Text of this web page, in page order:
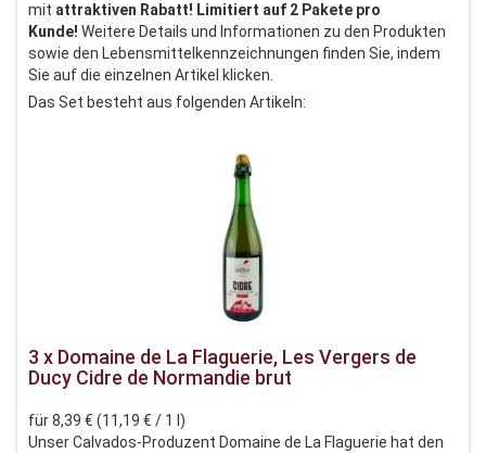
mit attraktiven Rabatt! Limitiert auf 2 Pakete pro
Kunde! Weitere Details und Informationen zu den Produkten
sowie den Lebensmittelkennzeichnungen finden Sie, indem
Sie auf die einzelnen Artikel klicken.
Das Set besteht aus folgenden Artikeln:
3 x Domaine de La Flaguerie, Les Vergers de
Ducy Cidre de Normandie brut
für 8,39 € (11,19 € / 1 l)
Unser Calvados-Produzent Domaine de La Flaguerie hat den